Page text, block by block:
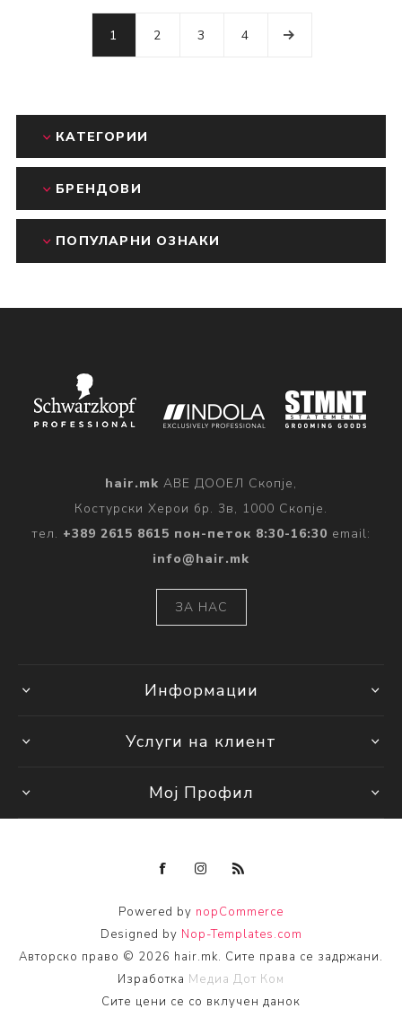
1 2 3 4
КАТЕГОРИИ
БРЕНДОВИ
ПОПУЛАРНИ ОЗНАКИ
hair.mk АВЕ ДООЕЛ Скопје,
Костурски Херои бр. 3в, 1000 Скопје.
тел. +389 2615 8615 пон-петок 8:30-16:30 email:
info@hair.mk
ЗА НАС
Информации
Услуги на клиент
Мој Профил
Powered by nopCommerce
Designed by Nop-Templates.com
Авторско право © 2026 hair.mk. Сите права се задржани.
Изработка Медиа Дот Ком
Сите цени се со вклучен данок